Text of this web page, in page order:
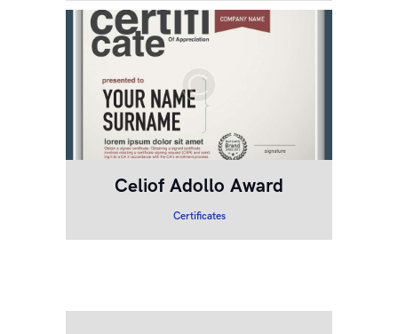
Celiof Adollo Award
Certificates